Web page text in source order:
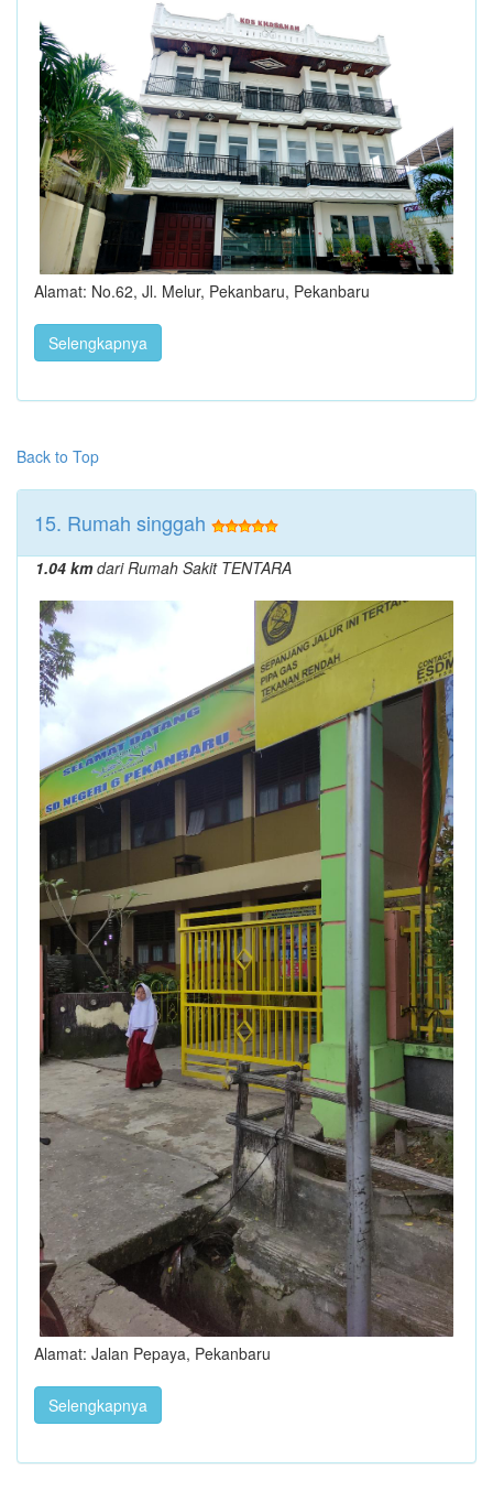
Alamat: No.62, Jl. Melur, Pekanbaru, Pekanbaru
Selengkapnya
Back to Top
15. Rumah singgah
1.04 kmdari Rumah Sakit TENTARA
Alamat: Jalan Pepaya, Pekanbaru
Selengkapnya